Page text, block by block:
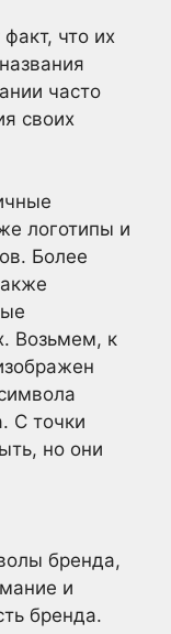
что их
часто
своих
логотипы и
Более
Возьмем, к
С точки
но они
бренда,
и
бренда.